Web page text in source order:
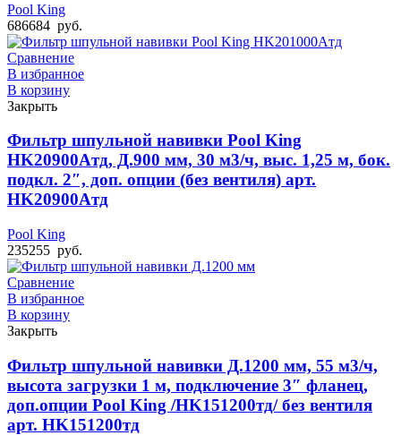
Pool King
686684 руб.
Сравнение
В избранное
В корзину
Закрыть
Фильтр шпульной навивки Pool King
HK20900Aтд, Д.900 мм, 30 м3/ч, выс. 1,25 м, бок.
подкл. 2″, доп. опции (без вентиля) арт.
HK20900Aтд
Pool King
235255 руб.
Сравнение
В избранное
В корзину
Закрыть
Фильтр шпульной навивки Д.1200 мм, 55 м3/ч,
высота загрузки 1 м, подключение 3″ фланец,
доп.опции Pool King /HK151200тд/ без вентиля
арт. HK151200тд